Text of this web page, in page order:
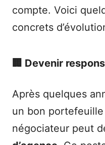
compte. Voici
concrets
🏢 Devenir
Après quelques
un bon
négociateur peut